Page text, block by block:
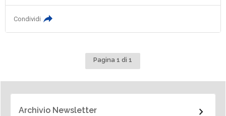
Condividi
Pagina 1 di 1
Archivio Newsletter